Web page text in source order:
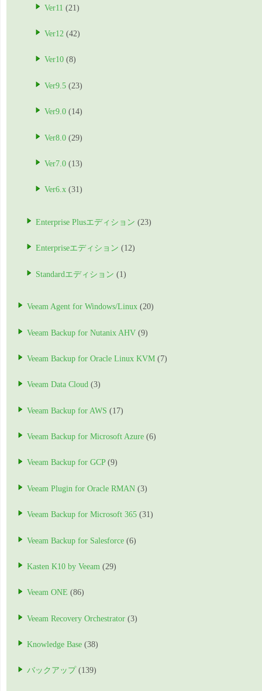
Ver11 (21)
Ver12 (42)
Ver10 (8)
Ver9.5 (23)
Ver9.0 (14)
Ver8.0 (29)
Ver7.0 (13)
Ver6.x (31)
Enterprise Plusエディション (23)
Enterpriseエディション (12)
Standardエディション (1)
Veeam Agent for Windows/Linux (20)
Veeam Backup for Nutanix AHV (9)
Veeam Backup for Oracle Linux KVM (7)
Veeam Data Cloud (3)
Veeam Backup for AWS (17)
Veeam Backup for Microsoft Azure (6)
Veeam Backup for GCP(9)
Veeam Plugin for Oracle RMAN (3)
Veeam Backup for Microsoft 365 (31)
Veeam Backup for Salesforce (6)
Kasten K10 by Veeam (29)
Veeam ONE (86)
Veeam Recovery Orchestrator (3)
Knowledge Base (38)
バックアップ (139)